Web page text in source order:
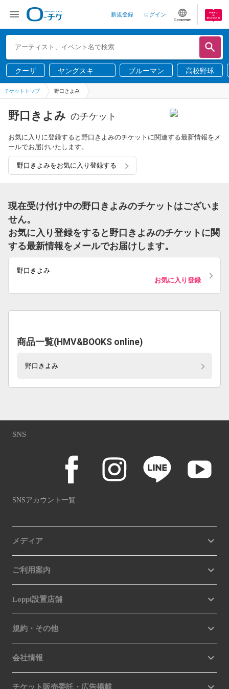
新規登録 ログイン
Language
クーザ
ヤングスキニ
ー
ブルーマン 高校野球
チケットトップ 野口きよみ
野口きよみ のチケット
お気に入りに登録すると野口きよみのチケットに関連する最新情報をメ
ールでお届けいたします。
野口きよみをお気に入り登録する
現在受け付け中の野口きよみのチケットはございま
せん。
お気に入り登録をすると野口きよみのチケットに関
する最新情報をメールでお届けします。
野口きよみ
お気に入り登録
商品一覧(HMV&BOOKS online)
野口きよみ
SNS
SNSアカウント一覧
メディア
ご利用案内
Loppi設置店舗
規約・その他
会社情報
チケット販売委託・広告掲載